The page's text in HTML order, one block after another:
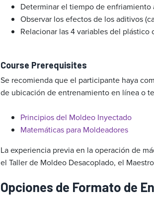
Determinar el tiempo de enfriamiento
Observar los efectos de los aditivos
Relacionar las 4 variables del
Course Prerequisites
Se recomienda que el participante haya
de ubicación de entrenamiento en línea o
Principios del Moldeo Inyectado
Matemáticas para Moldeadores
La experiencia previa en la operación de
el Taller de Moldeo Desacoplado, el
Opciones de Formato de